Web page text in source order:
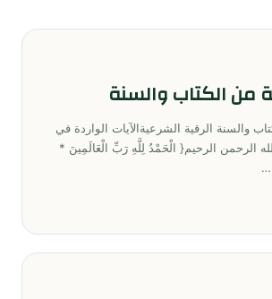
من الكتاب والسنة
والسنة الرقية الشرعيةالآيات الواردة في
الرحمن الرحيم{ الْحَمْدُ لِلَّهِ رَبِّ الْعَالَمِينَ *